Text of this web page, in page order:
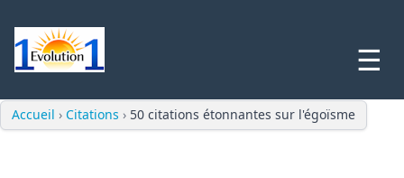
☰
Accueil › Citations › 50 citations étonnantes sur l'égoïsme